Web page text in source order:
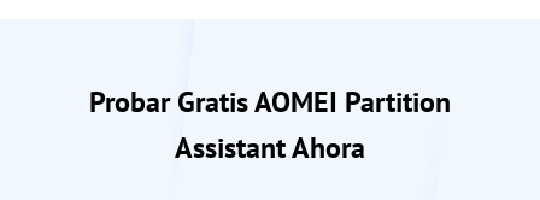
Probar Gratis AOMEI Partition
Assistant Ahora